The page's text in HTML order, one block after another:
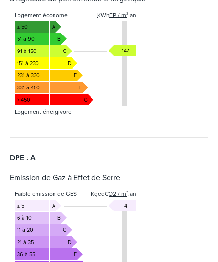
Logement économe KWhEP / m².an
≤ 50
A
51 à 90
B
91 à 150
C
151 à 230
D
231 à 330
E
331 à 450
F
> 450
G
147
Logement énergivore
DPE : A
Emission de Gaz à Effet de Serre
Faible émission de GES KgéqCO2 / m².an
≤ 5
A
6 à 10
B
11 à 20
C
21 à 35
D
36 à 55
E
4